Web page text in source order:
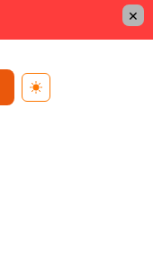
×
Toggle theme